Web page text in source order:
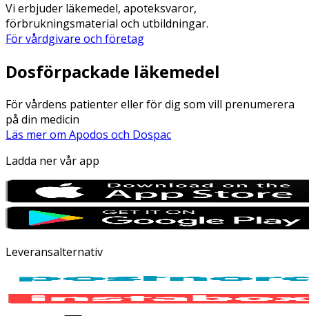
Vi erbjuder läkemedel, apoteksvaror,
förbrukningsmaterial och utbildningar.
För vårdgivare och företag
Dosförpackade läkemedel
För vårdens patienter eller för dig som vill prenumerera
på din medicin
Läs mer om Apodos och Dospac
Ladda ner vår app
Leveransalternativ